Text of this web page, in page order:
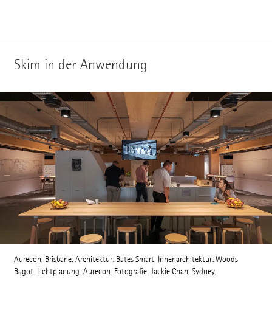
Skim in der Anwendung
Aurecon, Brisbane. Architektur: Bates Smart. Innenarchitektur: Woods
Bagot. Lichtplanung: Aurecon. Fotografie: Jackie Chan, Sydney.